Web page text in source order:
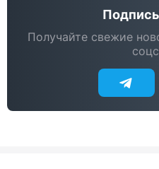
Получайте свежие